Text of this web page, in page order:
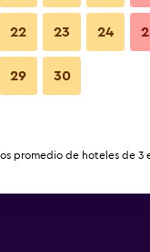
Fotos
22 23 24
29 30
promedio de hoteles de 3